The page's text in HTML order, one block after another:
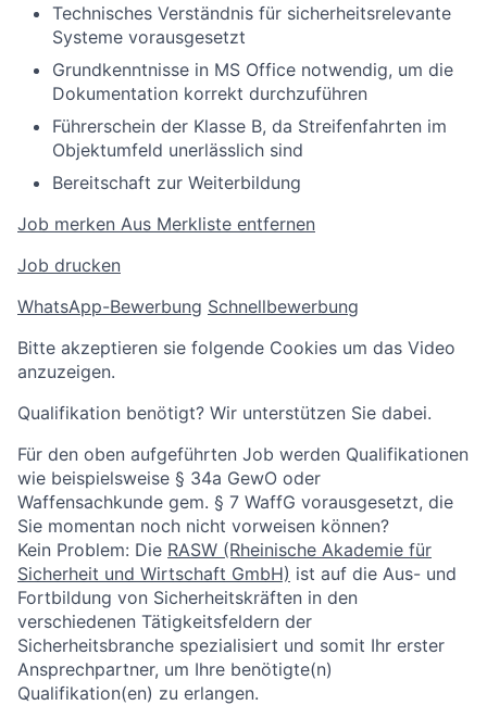
Technisches Verständnis für sicherheitsrelevante
Systeme vorausgesetzt
Grundkenntnisse in MS Office notwendig, um die
Dokumentation korrekt durchzuführen
Führerschein der Klasse B, da Streifenfahrten im
Objektumfeld unerlässlich sind
Bereitschaft zur Weiterbildung
Job merken Aus Merkliste entfernen
Job drucken
WhatsApp-Bewerbung Schnellbewerbung
Bitte akzeptieren sie folgende Cookies um das Video
anzuzeigen.
Qualifikation benötigt? Wir unterstützen Sie dabei.
Für den oben aufgeführten Job werden Qualifikationen
wie beispielsweise § 34a GewO oder
Waffensachkunde gem. § 7 WaffG vorausgesetzt, die
Sie momentan noch nicht vorweisen können?
Kein Problem: Die RASW (Rheinische Akademie für
Sicherheit und Wirtschaft GmbH) ist auf die Aus- und
Fortbildung von Sicherheitskräften in den
verschiedenen Tätigkeitsfeldern der
Sicherheitsbranche spezialisiert und somit Ihr erster
Ansprechpartner, um Ihre benötigte(n)
Qualifikation(en) zu erlangen.